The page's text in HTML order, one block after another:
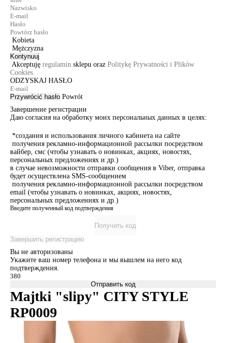
Kobieta
Mężczyzna
Kontynuuj
Akceptuję regulamin sklepu oraz Politykę Prywatności i Plików
Cookies.
ODZYSKAJ HASŁO
Przywrócić hasło Powrót
Завершение регистрации
Даю согласия на обработку моих персональных данных в целях:
*создания и использования личного кабинета на сайте
получения рекламно-информационной рассылки посредством
вайбер, смс (чтобы узнавать о новинках, акциях, новостях,
персональных предложениях и др.)
в случае невозможности отправки сообщения в Viber, отправка
будет осуществлена SMS-сообщением
получения рекламно-информационной рассылки посредством
email (чтобы узнавать о новинках, акциях, новостях,
персональных предложениях и др.)
Введите полученный код подтверждения
Получить код
Завершить регистрацию
Вы не авторизованы
Укажите ваш номер телефона и мы вышлем на него код
подтверждения.
Отправить код
Majtki "slipy" CITY STYLE
RP0009